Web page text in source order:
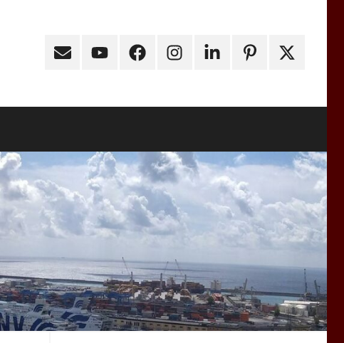
Email YoutubeFacebookInstagramLinkedinPinterest
X